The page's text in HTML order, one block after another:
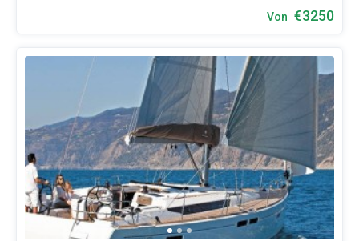
3250€
sowohl
für
Liebhaber
eines
erholsamen
Urlaubs
Von €3250